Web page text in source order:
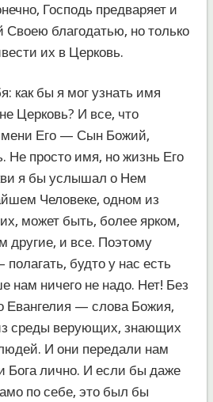
Господь предваряет и
благодатью, но только
их в Церковь.
как бы я мог узнать имя
Церковь? И все, что
Его — Сын Божий,
Не просто имя, но жизнь Его
я бы услышал о Нем
Человеке, одном из
может быть, более ярком,
другие, и все. Поэтому
будто у нас есть
нам ничего не надо. Нет! Без
Евангелия — слова Божия,
среды верующих, знающих
И они передали нам
Бога лично. И если бы даже
по себе, это был бы